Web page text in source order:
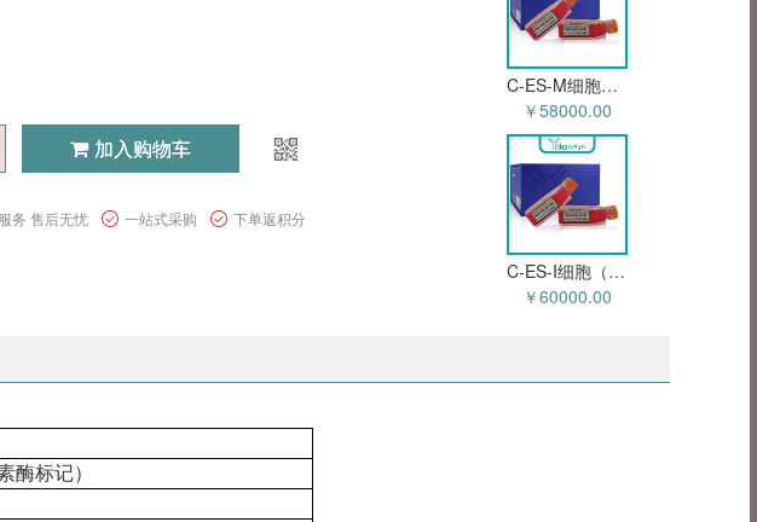
加入购物车
务 售后无忧 一站式采购 下单返积分
C-ES-M细胞（人尤文肉瘤细胞）YB-70731HC
￥58000.00
C-ES-I细胞（人尤文肉瘤细胞）YB-70732HC
￥60000.00
酶标记）